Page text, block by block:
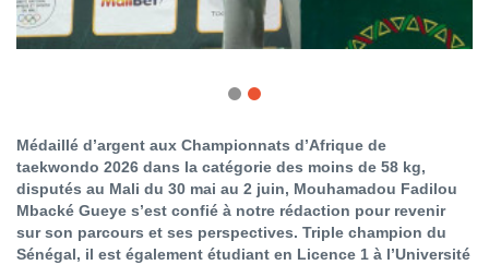
Médaillé d’argent aux Championnats d’Afrique de
taekwondo 2026 dans la catégorie des moins de 58 kg,
disputés au Mali du 30 mai au 2 juin, Mouhamadou Fadilou
Mbacké Gueye s’est confié à notre rédaction pour revenir
sur son parcours et ses perspectives. Triple champion du
Sénégal, il est également étudiant en Licence 1 à l’Université